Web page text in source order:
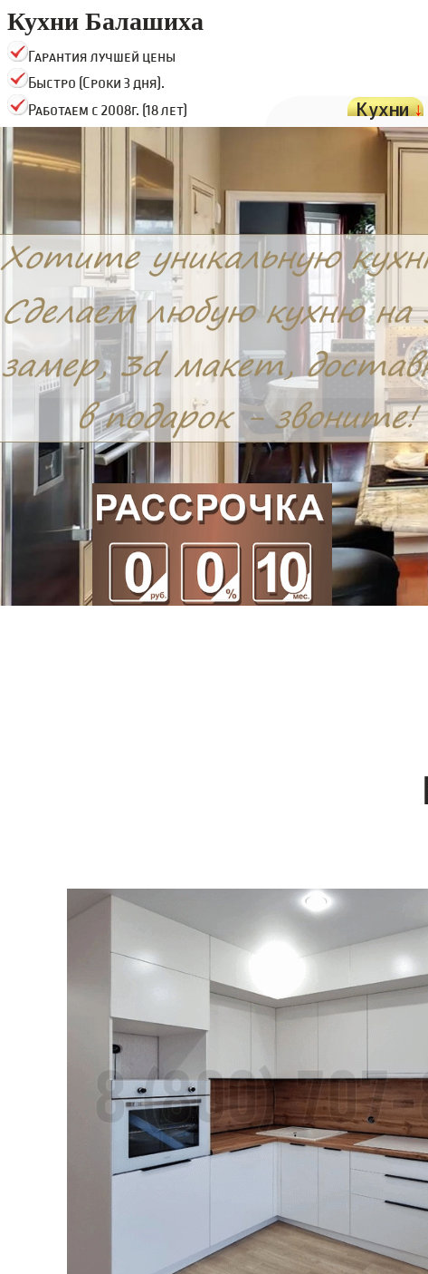
Кухни Балашиха
Гарантия лучшей цены
Быстро (Сроки 3 дня).
Работаем с 2008г. (18 лет)
Кухни↓